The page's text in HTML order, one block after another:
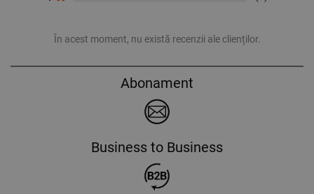
În acest moment, nu există recenzii ale clienților.
Abonament
Business to Business